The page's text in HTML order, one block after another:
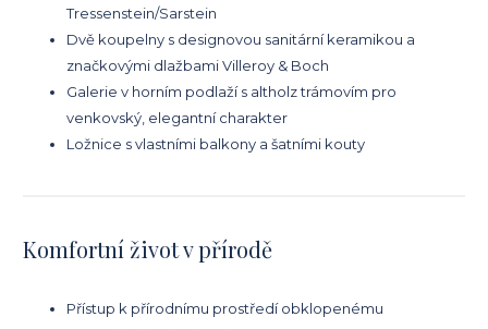
Tressenstein/Sarstein
Dvě koupelny s designovou sanitární keramikou a
značkovými dlažbami Villeroy & Boch
Galerie v horním podlaží s altholz trámovím pro
venkovský, elegantní charakter
Ložnice s vlastními balkony a šatními kouty
Komfortní život v přírodě
Přístup k přírodnímu prostředí obklopenému